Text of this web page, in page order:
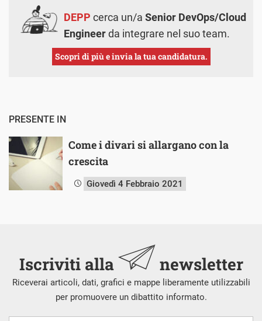
DEPP cerca un/a Senior DevOps/Cloud
Engineerda integrare nel suo team.
Scopri di più e invia la tua candidatura.
PRESENTE IN
Come i divari si allargano con la
crescita
Giovedì 4 Febbraio 2021
Iscriviti alla newsletter
Riceverai articoli, dati, grafici e mappe liberamente utilizzabili
per promuovere un dibattito informato.